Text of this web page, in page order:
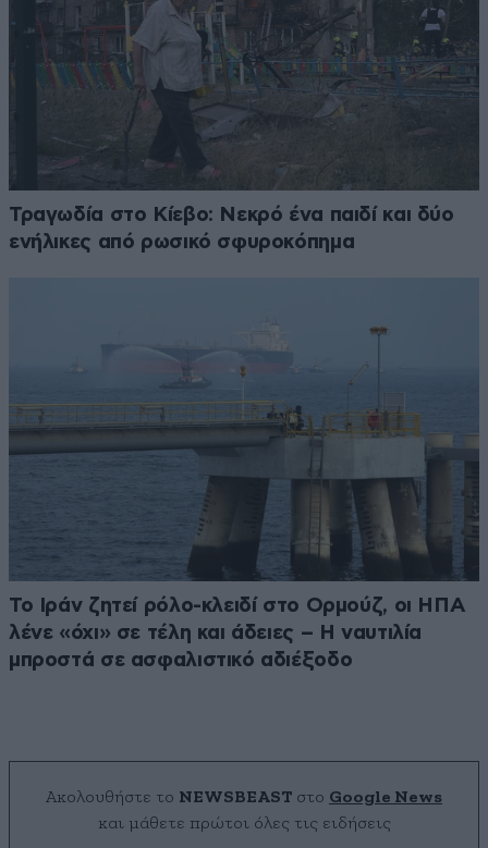
Τραγωδία στο Κίεβο: Νεκρό ένα παιδί και δύο
ενήλικες από ρωσικό σφυροκόπημα
Το Ιράν ζητεί ρόλο-κλειδί στο Ορμούζ, οι ΗΠΑ
λένε «όχι» σε τέλη και άδειες – Η ναυτιλία
μπροστά σε ασφαλιστικό αδιέξοδο
Ακολουθήστε το NEWSBEAST στο Google News
και μάθετε πρώτοι όλες τις ειδήσεις